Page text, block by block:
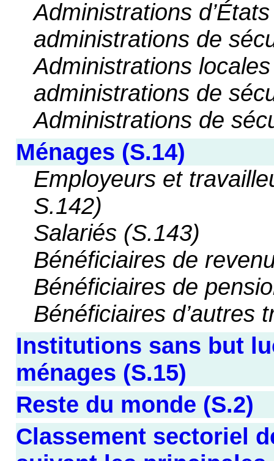
Administrations
administrations de
Administrations
administrations de
Administrations de
Ménages (S.14)
Employeurs et
S.142)
Salariés (S.143)
Bénéficiaires de
Bénéficiaires de
Bénéficiaires d’autres
Institutions sans but
ménages (S.15)
Reste du monde (S.2)
Classement sectoriel